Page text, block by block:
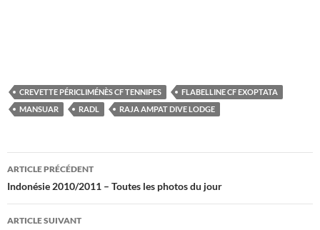
CREVETTE PÉRICLIMÉNÈS CF TENNIPES
FLABELLINE CF EXOPTATA
MANSUAR
RADL RAJA AMPAT DIVE LODGE
Navigation
des
articles
ARTICLE PRÉCÉDENT
Indonésie 2010/2011 – Toutes les photos du jour
ARTICLE SUIVANT